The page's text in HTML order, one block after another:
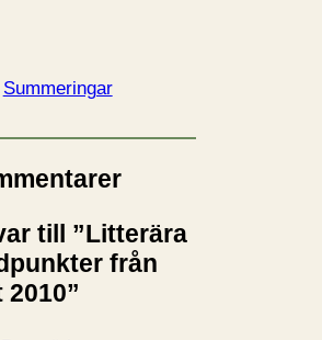
Summeringar
till ”Litterära
från
2010”